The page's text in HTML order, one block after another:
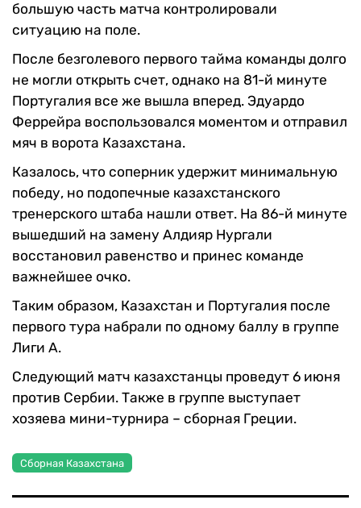
большую часть матча контролировали
ситуацию на поле.
После безголевого первого тайма команды долго
не могли открыть счет, однако на 81-й минуте
Португалия все же вышла вперед. Эдуардо
Феррейра воспользовался моментом и отправил
мяч в ворота Казахстана.
Казалось, что соперник удержит минимальную
победу, но подопечные казахстанского
тренерского штаба нашли ответ. На 86-й минуте
вышедший на замену Алдияр Нургали
восстановил равенство и принес команде
важнейшее очко.
Таким образом, Казахстан и Португалия после
первого тура набрали по одному баллу в группе
Лиги А.
Следующий матч казахстанцы проведут 6 июня
против Сербии. Также в группе выступает
хозяева мини-турнира – сборная Греции.
Сборная Казахстана